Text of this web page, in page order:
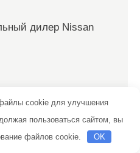
дилер Nissan
cookie для улучшения
пользоваться сайтом, вы
файлов cookie.
OK